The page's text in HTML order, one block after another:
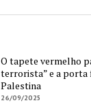
O tapete vermelho
terrorista” e a porta
Palestina
26/09/2025